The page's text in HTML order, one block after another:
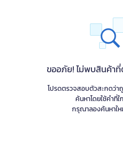
ขออภัย! ไม่พบสินค้า
โปรดตรวจสอบตัวสะกดว่า
ค้นหาโดยใช้คำที่
กรุณาลองค้นหาใ